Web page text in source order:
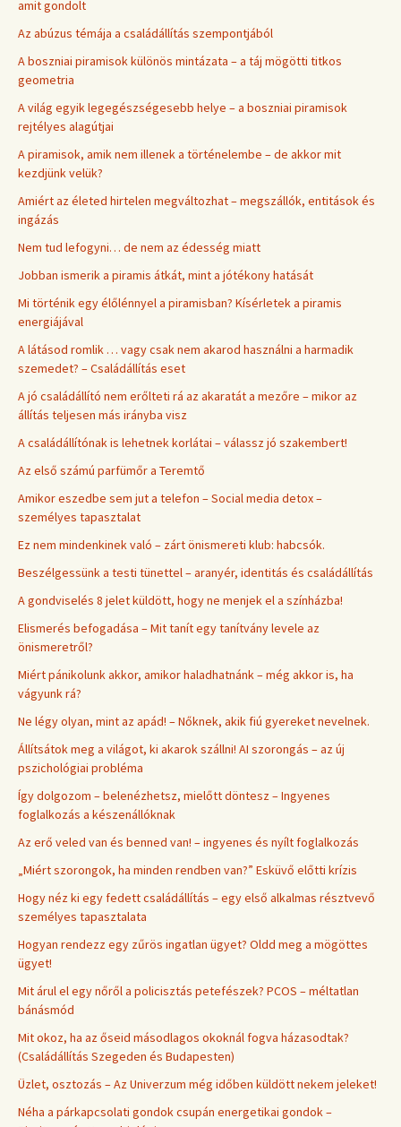
amit gondolt
Az abúzus témája a családállítás szempontjából
A boszniai piramisok különös mintázata – a táj mögötti titkos
geometria
A világ egyik legegészségesebb helye – a boszniai piramisok
rejtélyes alagútjai
A piramisok, amik nem illenek a történelembe – de akkor mit
kezdjünk velük?
Amiért az életed hirtelen megváltozhat – megszállók, entitások és
ingázás
Nem tud lefogyni… de nem az édesség miatt
Jobban ismerik a piramis átkát, mint a jótékony hatását
Mi történik egy élőlénnyel a piramisban? Kísérletek a piramis
energiájával
A látásod romlik … vagy csak nem akarod használni a harmadik
szemedet? – Családállítás eset
A jó családállító nem erőlteti rá az akaratát a mezőre – mikor az
állítás teljesen más irányba visz
A családállítónak is lehetnek korlátai – válassz jó szakembert!
Az első számú parfümőr a Teremtő
Amikor eszedbe sem jut a telefon – Social media detox –
személyes tapasztalat
Ez nem mindenkinek való – zárt önismereti klub: habcsók.
Beszélgessünk a testi tünettel – aranyér, identitás és családállítás
A gondviselés 8 jelet küldött, hogy ne menjek el a színházba!
Elismerés befogadása – Mit tanít egy tanítvány levele az
önismeretről?
Miért pánikolunk akkor, amikor haladhatnánk – még akkor is, ha
vágyunk rá?
Ne légy olyan, mint az apád! – Nőknek, akik fiú gyereket nevelnek.
Állítsátok meg a világot, ki akarok szállni! AI szorongás – az új
pszichológiai probléma
Így dolgozom – belenézhetsz, mielőtt döntesz – Ingyenes
foglalkozás a készenállóknak
Az erő veled van és benned van! – ingyenes és nyílt foglalkozás
„Miért szorongok, ha minden rendben van?” Esküvő előtti krízis
Hogy néz ki egy fedett családállítás – egy első alkalmas résztvevő
személyes tapasztalata
Hogyan rendezz egy zűrös ingatlan ügyet? Oldd meg a mögöttes
ügyet!
Mit árul el egy nőről a policisztás petefészek? PCOS – méltatlan
bánásmód
Mit okoz, ha az őseid másodlagos okoknál fogva házasodtak?
(Családállítás Szegeden és Budapesten)
Üzlet, osztozás – Az Univerzum még időben küldött nekem jeleket!
Néha a párkapcsolati gondok csupán energetikai gondok –